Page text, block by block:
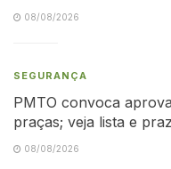
08/08/2026
SEGURANÇA
PMTO convoca
praças; veja lista e
08/08/2026